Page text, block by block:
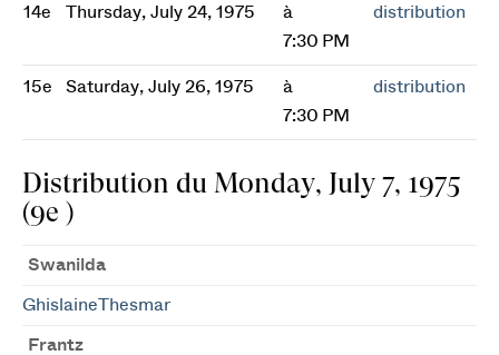
14e Thursday, July 24, 1975
à
7:30 PM
distribution
15e Saturday, July 26, 1975
à
7:30 PM
distribution
Distribution du Monday, July 7, 1975
(9e )
Swanilda
GhislaineThesmar
Frantz